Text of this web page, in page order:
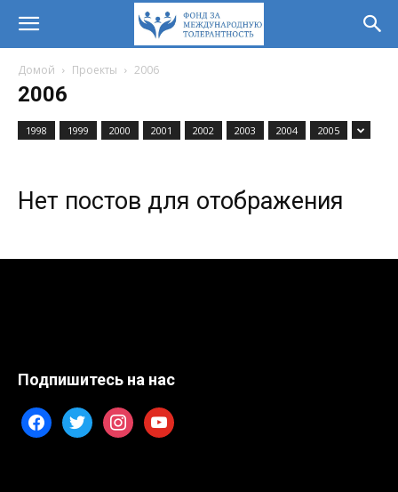
Домой Проекты 2006
2006
1998 1999 2000 2001 2002 2003 2004 2005
Нет постов для отображения
Подпишитесь на нас